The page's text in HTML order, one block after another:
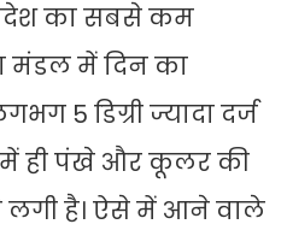
का सबसे कम
मंडल में दिन का
5 डिग्री ज्यादा दर्ज
में ही पंखे और कूलर की
लगी है। ऐसे में आने वाले